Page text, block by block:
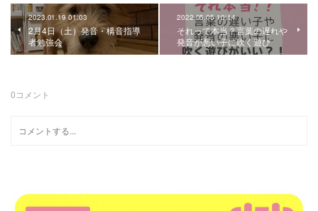
2023.01.19 01:03
2月4日（土）発音・構音指導
者勉強会
2022.05.05 10:14
それって本当？言葉の遅れや
発音が悪い子に吹く遊び
0コメント